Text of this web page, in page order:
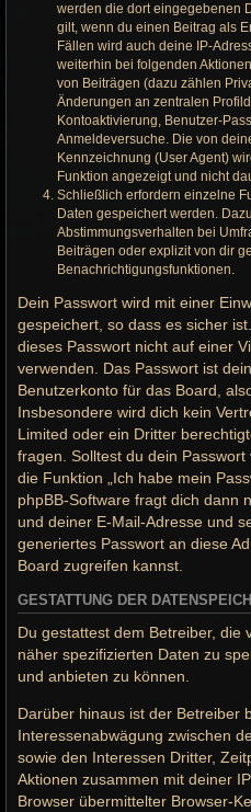
werden die dort eingegebenen
gilt, wenn du einen Beitrag als
Fällen wird auch deine IP-
weiterhin bei folgenden
von Beiträgen (dazu zählen
Änderungen an zentralen
Kontoaktivierung, Benutzer-
Anmeldeversuche. Die von
Kennzeichnung (User Agent)
Funktion angezeigt und nicht
Schließlich erfordern einzelne
Daten gespeichert werden.
Abstimmungsverhalten bei
Beiträgen oder explizit von dir
Benachrichtigungsfunktionen.
Dein Passwort wird mit einer
gespeichert, so dass es sicher
dieses Passwort nicht auf einer
verwenden. Das Passwort ist
Benutzerkonto für das Board,
Insbesondere wird dich kein
Limited oder ein Dritter
fragen. Solltest du dein
die Funktion „Ich habe mein
phpBB-Software fragt dich dann
und deiner E-Mail-Adresse und
generiertes Passwort an diese
Board zugreifen kannst.
GESTATTUNG DER
Du gestattest dem Betreiber, die
näher spezifizierten Daten zu
und anbieten zu können.
Darüber hinaus ist der Betreiber
Interessenabwägung zwischen
sowie den Interessen Dritter,
Aktionen zusammen mit deiner
Browser übermittelter Browser-